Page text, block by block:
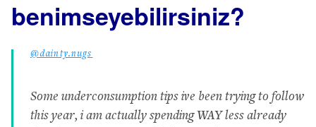
benimseyebilirsiniz?
@dainty.nugs
Some underconsumption tips ive been trying to follow
this year, i am actually spending WAY less already